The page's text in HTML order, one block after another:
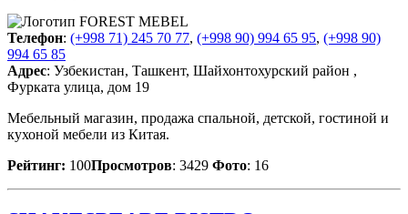
Телефон: (+998 71) 245 70 77, (+998 90) 994 65 95, (+998 90)
994 65 85
Адрес: Узбекистан, Ташкент, Шайхонтохурский район ,
Фурката улица, дом 19
Мебельный магазин, продажа спальной, детской, гостиной и
кухоной мебели из Китая.
Рейтинг: 100Просмотров: 3429 Фото: 16